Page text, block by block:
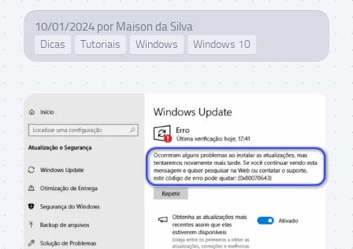
10/01/2024 por Maison da Silva
Dicas Tutoriais Windows Windows 10